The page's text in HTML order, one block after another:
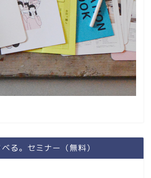
ベる。セミナー（無料）